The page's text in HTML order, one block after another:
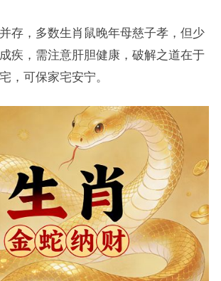
存，多数生肖鼠晚年母慈子孝，但少
疾，需注意肝胆健康，破解之道在于
，可保家宅安宁。